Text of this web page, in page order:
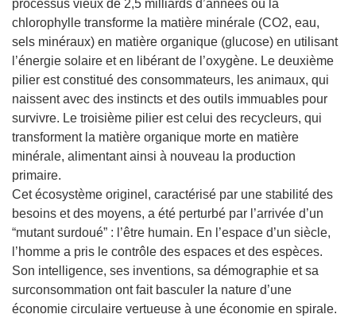
processus vieux de 2,5 milliards d’années où la
chlorophylle transforme la matière minérale (CO2, eau,
sels minéraux) en matière organique (glucose) en utilisant
l’énergie solaire et en libérant de l’oxygène. Le deuxième
pilier est constitué des consommateurs, les animaux, qui
naissent avec des instincts et des outils immuables pour
survivre. Le troisième pilier est celui des recycleurs, qui
transforment la matière organique morte en matière
minérale, alimentant ainsi à nouveau la production
primaire.
Cet écosystème originel, caractérisé par une stabilité des
besoins et des moyens, a été perturbé par l’arrivée d’un
“mutant surdoué” : l’être humain. En l’espace d’un siècle,
l’homme a pris le contrôle des espaces et des espèces.
Son intelligence, ses inventions, sa démographie et sa
surconsommation ont fait basculer la nature d’une
économie circulaire vertueuse à une économie en spirale.